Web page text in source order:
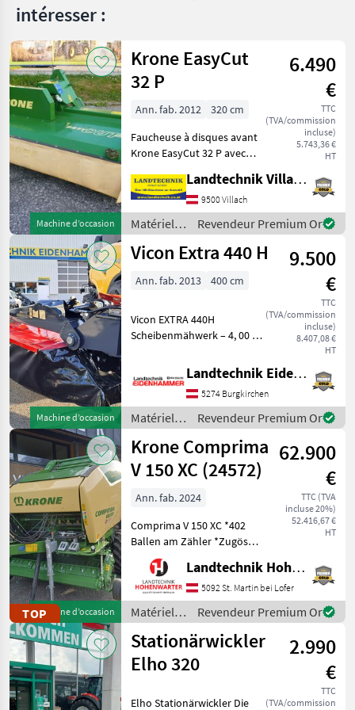
intéresser :
Machine d’occasion
Krone EasyCut
32 P
6.490
€
TTC
(TVA/commission
incluse)
5.743,36 €
HT
Ann. fab. 2012
320 cm
Faucheuse à disques avant
Krone EasyCut 32 P avec
support oscillant pour
attelage triangulaire Weiste,
fixation rapide des lames,
avec di
Landtechnik Villach GmbH
9500 Villach
Matériels
de
fenaison /
Revendeur Premium Or
Machine d’occasion
Vicon Extra 440 H
9.500
€
TTC
(TVA/commission
incluse)
8.407,08 €
HT
Ann. fab. 2013 400 cm
Vicon EXTRA 440H
Scheibenmähwerk – 4, 00 m
Arbeitsbreite: 4, 00 m -3
Klingen pro Mähscheibe -
Dreipunktanbau Kat. II -
Hydropneuma
Landtechnik Eidenhammer GmbH
5274 Burgkirchen
Matériels
de
fenaison /
Vicon
Revendeur Premium Or
TOPMachine d’occasion
Krone Comprima
V 150 XC (24572)
62.900
€
TTC (TVA
incluse 20%)
52.416,67 €
HT
Ann. fab. 2024
Comprima V 150 XC *402
Ballen am Zähler *Zugöse
Obenanhängung
*Schneidwerk mit 17 Messer
*Gelenkwelle *Hydraul.
Bodenabsenkung *E-Achse
mit 2-Leiter Druckl.-Brems
Landtechnik Hohenwarter GmbH
5092 St. Martin bei Lofer
Matériels
de
fenaison /
Krone
Revendeur Premium Or
Stationärwickler
Elho 320
2.990
€
TTC
(TVA/commission
Elho Stationärwickler Die